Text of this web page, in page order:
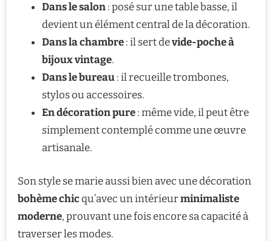
Dans le salon: posé sur une table basse, il
devient un élément central de la décoration.
Dans la chambre: il sert devide-poche à
bijoux vintage.
Dans le bureau: il recueille trombones,
stylos ou accessoires.
En décoration pure: même vide, il peut être
simplement contemplé comme une œuvre
artisanale.
Son style se marie aussi bien avec une décoration
bohème chicqu’avec un intérieurminimaliste
moderne, prouvant une fois encore sa capacité à
traverser les modes.